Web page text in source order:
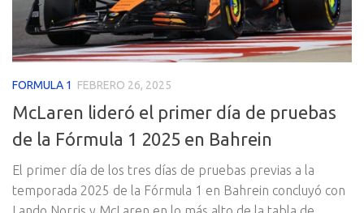
FORMULA 1 FEBRERO 26, 2025
McLaren lideró el primer día de pruebas
de la Fórmula 1 2025 en Bahrein
El primer día de los tres días de pruebas previas a la
temporada 2025 de la Fórmula 1 en Bahrein concluyó con